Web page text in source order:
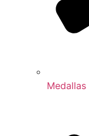
Medallas